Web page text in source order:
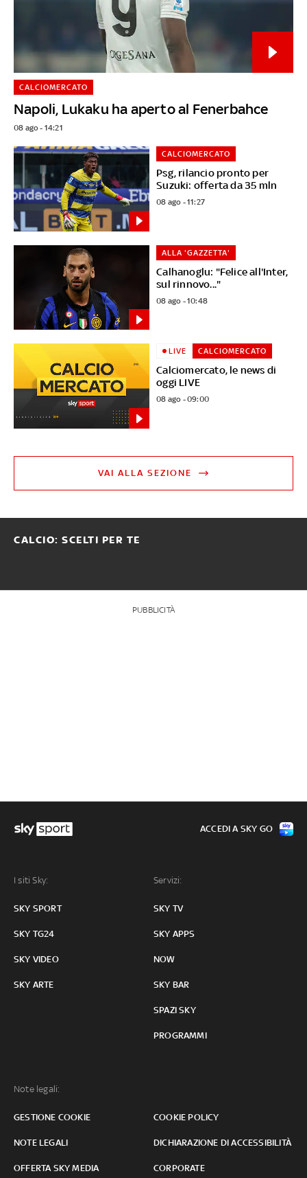
Napoli, Lukaku ha aperto al Fenerbahce
CALCIOMERCATO
08 ago - 14:21
Psg, rilancio pronto per
Suzuki: offerta da 35 mln
CALCIOMERCATO
08 ago - 11:27
Calhanoglu: "Felice all'Inter,
sul rinnovo..."
ALLA 'GAZZETTA'
08 ago - 10:48
Calciomercato, le news di
oggi LIVE
LIVE CALCIOMERCATO
08 ago - 09:00
VAI ALLA SEZIONE
CALCIO: SCELTI PER TE
PUBBLICITÀ
I siti Sky:
SKY SPORT
SKY TG24
SKY VIDEO
SKY ARTE
Servizi:
SKY TV
SKY APPS
NOW
SKY BAR
SPAZI SKY
PROGRAMMI
Note legali:
GESTIONE COOKIE COOKIE POLICY
NOTE LEGALI DICHIARAZIONE DI ACCESSIBILITÀ
OFFERTA SKY MEDIA CORPORATE
ACCEDI A SKY GO